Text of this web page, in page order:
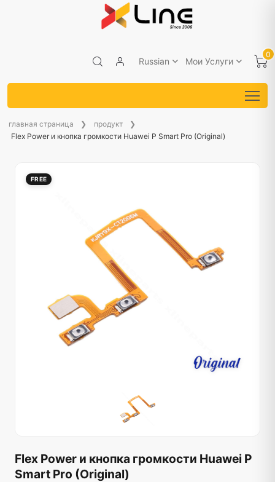
Russian Мои Услуги
0
главная страница
продукт
Flex Power и кнопка громкости Huawei P Smart Pro (Original)
FREE
Flex Power и кнопка громкости Huawei P
Smart Pro (Original)